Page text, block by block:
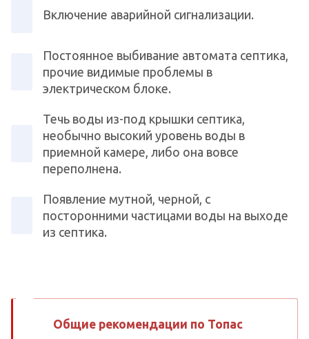
Включение аварийной сигнализации.
Постоянное выбивание автомата септика,
прочие видимые проблемы в
электрическом блоке.
Течь воды из-под крышки септика,
необычно высокий уровень воды в
приемной камере, либо она вовсе
переполнена.
Появление мутной, черной, с
посторонними частицами воды на выходе
из септика.
Общие рекомендации по Топас